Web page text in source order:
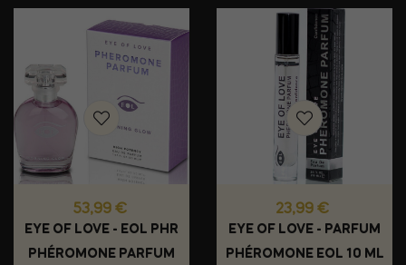
Prix
53,99 €
EYE OF LOVE - EOL PHR
PHÉROMONE PARFUM
Prix
23,99 €
EYE OF LOVE - PARFUM
PHÉROMONE EOL 10 ML